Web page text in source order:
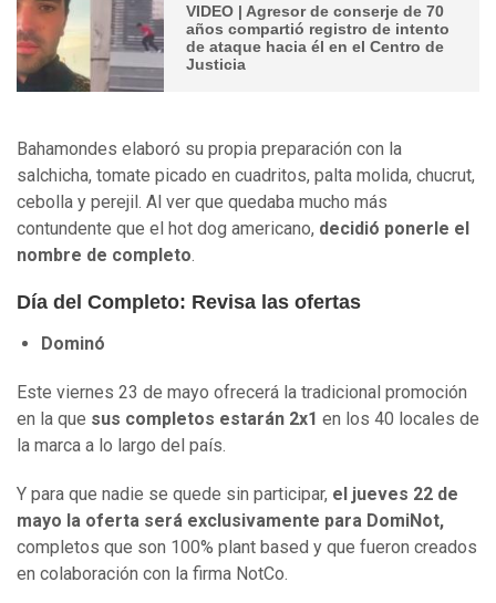
VIDEO | Agresor de conserje de 70
años compartió registro de intento
de ataque hacia él en el Centro de
Justicia
Bahamondes elaboró su propia preparación con la
salchicha, tomate picado en cuadritos, palta molida, chucrut,
cebolla y perejil. Al ver que quedaba mucho más
contundente que el hot dog americano, decidió ponerle el
nombre de completo.
Día del Completo: Revisa las ofertas
Dominó
Este viernes 23 de mayo ofrecerá la tradicional promoción
en la que sus completos estarán 2x1 en los 40 locales de
la marca a lo largo del país.
Y para que nadie se quede sin participar, el jueves 22 de
mayo la oferta será exclusivamente para DomiNot,
completos que son 100% plant based y que fueron creados
en colaboración con la firma NotCo.